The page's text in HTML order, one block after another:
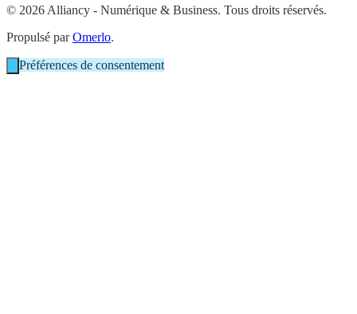
© 2026 Alliancy - Numérique & Business. Tous droits réservés.
Propulsé parOmerlo.
Préférences de consentement